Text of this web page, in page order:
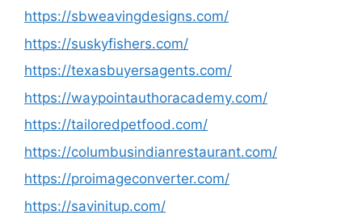
https://sbweavingdesigns.com/
https://suskyfishers.com/
https://texasbuyersagents.com/
https://waypointauthoracademy.com/
https://tailoredpetfood.com/
https://columbusindianrestaurant.com/
https://proimageconverter.com/
https://savinitup.com/